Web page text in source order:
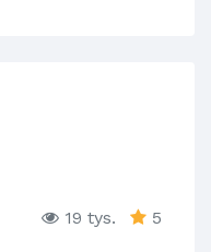
19 tys. 5